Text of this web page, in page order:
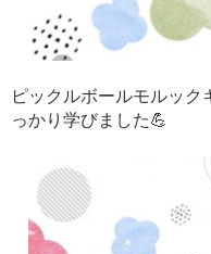
ピックルボールモルック
っかり学びました💪